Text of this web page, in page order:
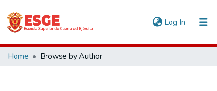
Log In (current)
Communities & Collections
Home Browse by Author